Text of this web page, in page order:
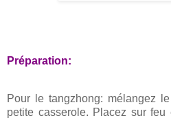
Préparation:
Pour le tangzhong: mélangez
petite casserole. Placez sur